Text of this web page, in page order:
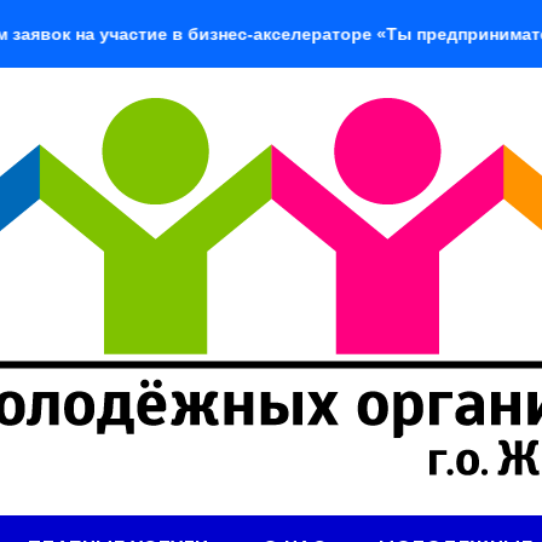
участие в бизнес-акселераторе «Ты предприниматель»